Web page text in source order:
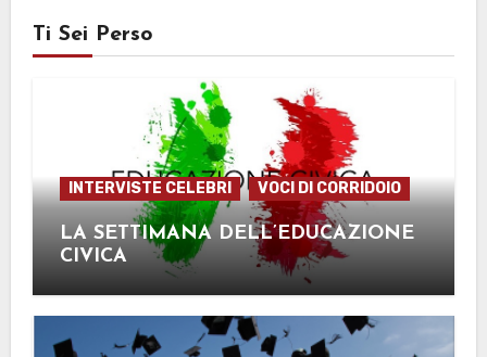
Ti Sei Perso
INTERVISTE CELEBRI VOCI DI CORRIDOIO
LA SETTIMANA DELL’EDUCAZIONE
CIVICA